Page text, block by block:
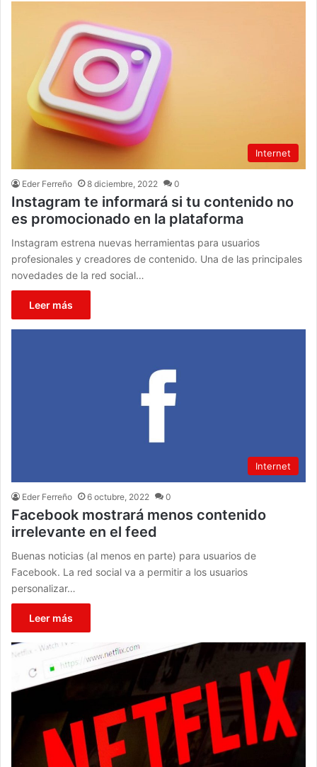
Internet
Eder Ferreño 8 diciembre, 2022 0
Instagram te informará si tu contenido no
es promocionado en la plataforma
Instagram estrena nuevas herramientas para usuarios
profesionales y creadores de contenido. Una de las principales
novedades de la red social…
Leer más
Internet
Eder Ferreño 6 octubre, 2022 0
Facebook mostrará menos contenido
irrelevante en el feed
Buenas noticias (al menos en parte) para usuarios de
Facebook. La red social va a permitir a los usuarios
personalizar…
Leer más